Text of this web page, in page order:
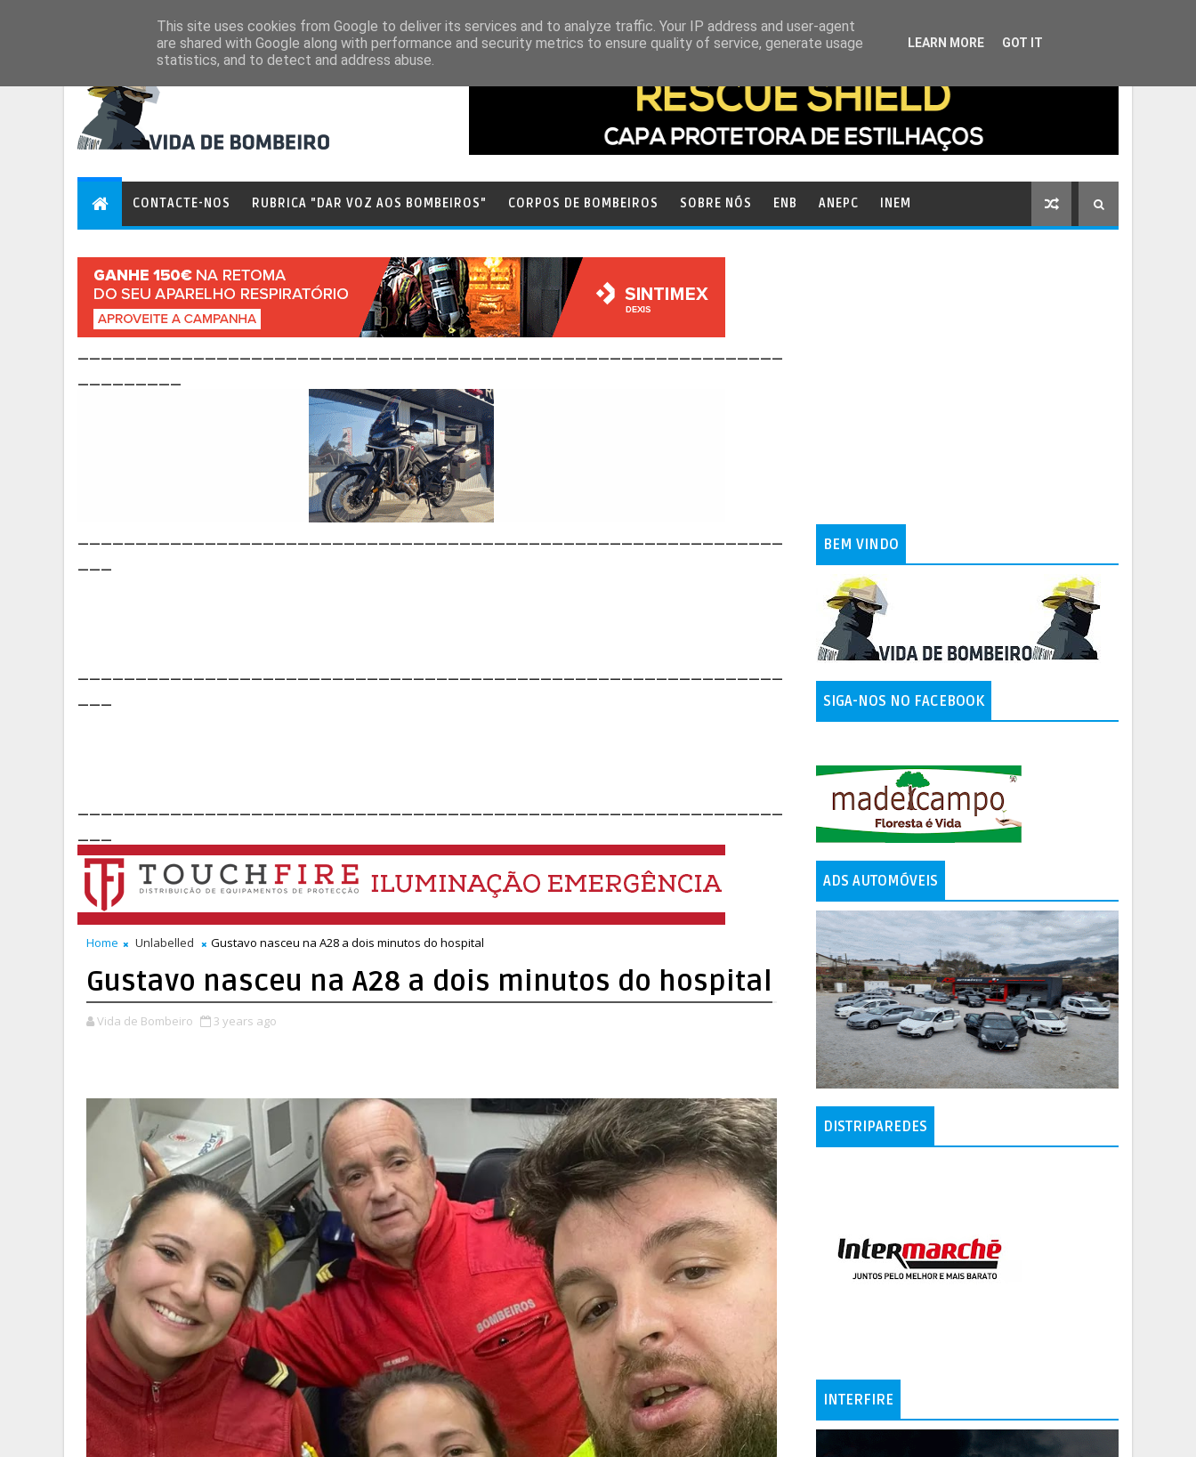
CONTACTE-NOS RUBRICA "DAR VOZ AOS BOMBEIROS" CORPOS DE BOMBEIROS SOBRE NÓS ENB ANEPC INEM
Home Unlabelled Gustavo nasceu na A28 a dois minutos do hospital
Gustavo nasceu na A28 a dois minutos do hospital
Vida de Bombeiro 3 years ago
BEM VINDO
SIGA-NOS NO FACEBOOK
ADS AUTOMÓVEIS
DISTRIPAREDES
INTERFIRE
This site uses cookies from Google to deliver its services and to analyze traffic. Your IP address and user-agent
are shared with Google along with performance and security metrics to ensure quality of service, generate usage
statistics, and to detect and address abuse.
LEARN MORE GOT IT